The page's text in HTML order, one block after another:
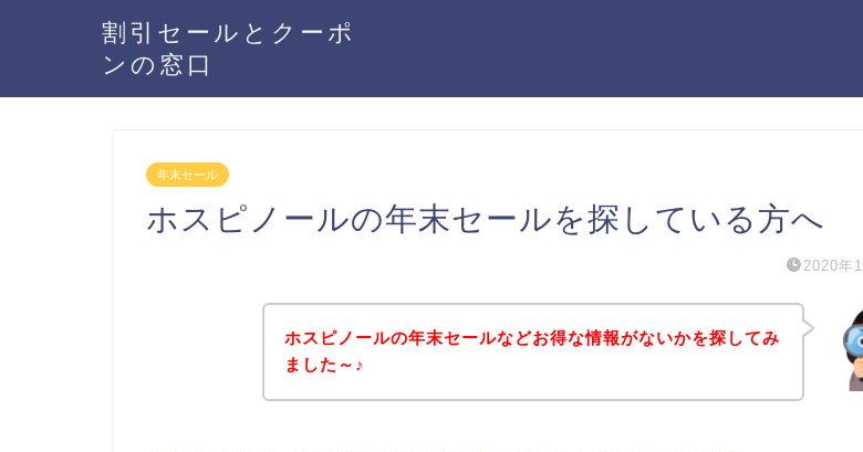
割引セールとクーポ
ンの窓口
年末セール
ホスピノールの年末セールを探している方へ
2020年
ホスピノールの年末セールなどお得な情報がないかを探してみ
ました～♪